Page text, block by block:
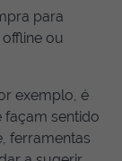
para
ou
exemplo, é
sentido
ferramentas